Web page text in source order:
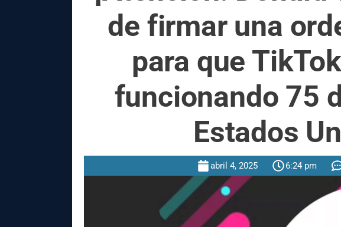
de firmar una
para que
funcionando 75
Estados
abril 4, 2025 6:24 pm